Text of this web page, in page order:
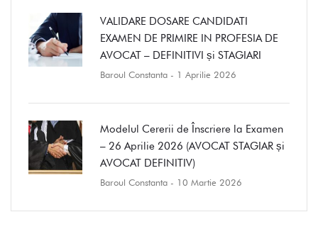
VALIDARE DOSARE CANDIDATI
EXAMEN DE PRIMIRE IN PROFESIA DE
AVOCAT – DEFINITIVI și STAGIARI
Baroul Constanta - 1 Aprilie 2026
Modelul Cererii de Înscriere la Examen
– 26 Aprilie 2026 (AVOCAT STAGIAR și
AVOCAT DEFINITIV)
Baroul Constanta - 10 Martie 2026